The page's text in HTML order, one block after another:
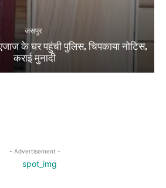
जसपुर
के घर पहुंची पुलिस, चिपकाया नोटिस,
कराई मुनादी
- Advertisement -